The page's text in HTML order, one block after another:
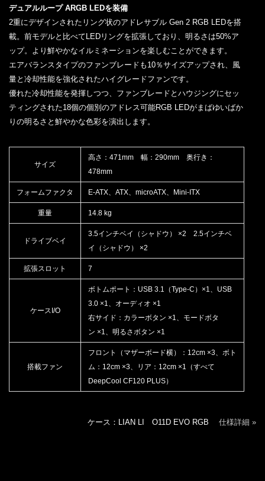
デュアルループ ARGB LEDを装備
2重にデザインされたリング状のアドレサブル Gen 2 RGB LEDを搭
載。前モデルと比べてLEDリングを拡張しており、明るさは50%ア
ップ。より鮮やかなイルミネーションを楽しむことができます。
エアバランスタイプのファンブレードも10％サイズアップされ、風
量と冷却性能を強化されたハイグレードファンです。
優れた冷却性能を発揮しつつ、ファンブレードとハウジングにセッ
ティングされた18個の個別のアドレス可能RGB LEDがまばゆいばか
りの明るさと鮮やかな色彩を演出します。
サイズ
高さ：471mm 幅：290mm 奥行き：
478mm
フォームファクタ E-ATX、ATX、microATX、Mini-ITX
重量 14.8 kg
ドライブベイ
3.5インチベイ（シャドウ） ×2 2.5インチベ
イ（シャドウ） ×2
拡張スロット 7
ケースI/O
ボトムポート：USB 3.1（Type-C）×1、USB
3.0 ×1、オーディオ ×1
右サイド：カラーボタン ×1、モードボタ
ン ×1、明るさボタン ×1
搭載ファン
フロント（マザーボード横）：12cm ×3、ボト
ム：12cm ×3、リア：12cm ×1（すべて
DeepCool CF120 PLUS）
ケース：LIAN LI O11D EVO RGB 仕様詳細 »